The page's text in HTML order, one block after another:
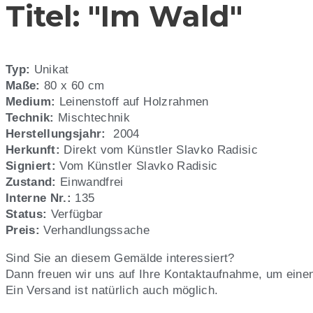
Wald",
Künstler:
Slavko
Radisic,
Nr.
135
Titel: "Im Wald"
Typ: Unikat
Maße: 80 x 60 cm
Medium: Leinenstoff auf Holzrahmen
Technik: Mischtechnik
Herstellungsjahr:
2004
Herkunft: Direkt vom Künstler Slavko Radisic
Signiert: Vom Künstler Slavko Radisic
Zustand: Einwandfrei
Interne Nr.: 135
Status: Verfügbar
Preis: Verhandlungssache
Sind Sie an diesem Gemälde interessiert?
Dann freuen wir uns auf Ihre Kontaktaufnahme, um
Ein Versand ist natürlich auch möglich.